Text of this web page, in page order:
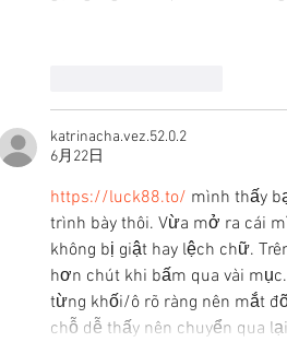
katrinacha.vez.52.0.2
6月22日
https://luck88.to/ mình thấy
trình bày thôi. Vừa mở ra cái
không bị giật hay lệch chữ.
hơn chút khi bấm qua vài
từng khối/ô rõ ràng nên mắt
chỗ dễ thấy nên chuyển qua